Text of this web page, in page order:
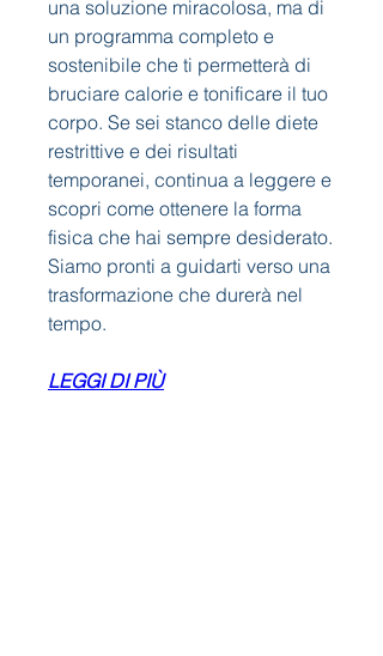
una soluzione miracolosa, ma di
un programma completo e
sostenibile che ti permetterà di
bruciare calorie e tonificare il tuo
corpo. Se sei stanco delle diete
restrittive e dei risultati
temporanei, continua a leggere e
scopri come ottenere la forma
fisica che hai sempre desiderato.
Siamo pronti a guidarti verso una
trasformazione che durerà nel
tempo.
LEGGI DI PIÙ